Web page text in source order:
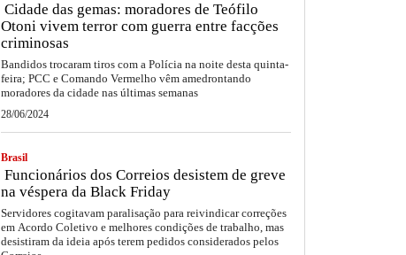
Cidade das gemas: moradores de Teófilo
Otoni vivem terror com guerra entre facções
criminosas
Bandidos trocaram tiros com a Polícia na noite desta quinta-
feira; PCC e Comando Vermelho vêm amedrontando
moradores da cidade nas últimas semanas
28/06/2024
Brasil
Funcionários dos Correios desistem de greve
na véspera da Black Friday
Servidores cogitavam paralisação para reivindicar correções
em Acordo Coletivo e melhores condições de trabalho, mas
desistiram da ideia após terem pedidos considerados pelos